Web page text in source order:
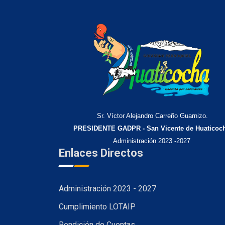
Sr. Víctor Alejandro Carreño Guarnizo.
PRESIDENTE GADPR - San Vicente de
Administración 2023 -2027
Enlaces Directos
Administración 2023 - 2027
Cumplimiento LOTAIP